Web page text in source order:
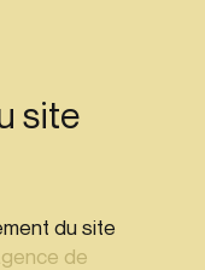
site
du site
de